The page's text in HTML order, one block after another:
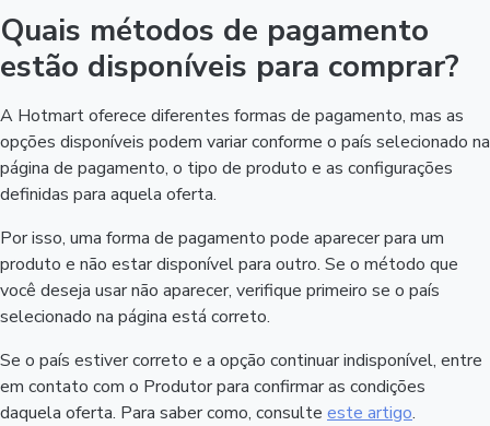
Quais métodos de pagamento
estão disponíveis para comprar?
A Hotmart oferece diferentes formas de pagamento, mas as
opções disponíveis podem variar conforme o país selecionado na
página de pagamento, o tipo de produto e as configurações
definidas para aquela oferta.
Por isso, uma forma de pagamento pode aparecer para um
produto e não estar disponível para outro. Se o método que
você deseja usar não aparecer, verifique primeiro se o país
selecionado na página está correto.
Se o país estiver correto e a opção continuar indisponível, entre
em contato com o Produtor para confirmar as condições
daquela oferta. Para saber como, consulte este artigo.